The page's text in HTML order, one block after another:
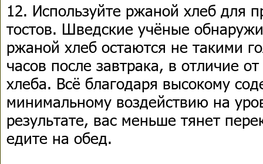
12. Используйте ржаной хлеб для
тостов. Шведские учёные
ржаной хлеб остаются не такими
часов после завтрака, в отличие
хлеба. Всё благодаря высокому
минимальному воздействию на
результате, вас меньше тянет
едите на обед.